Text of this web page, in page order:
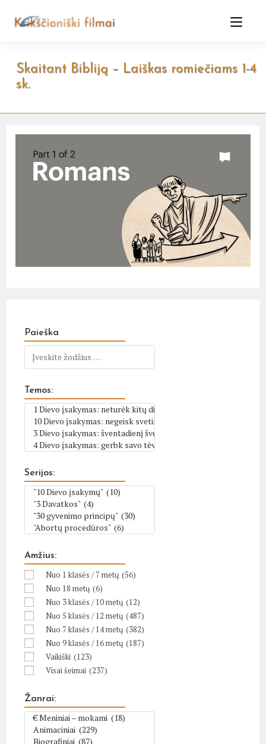
Skaitant Bibliją – Laiškas romiečiams 1-4
sk.
Paieška
Temos:
Serijos:
Amžius:
Nuo 1 klasės / 7 metų (56)
Nuo 18 metų (6)
Nuo 3 klasės / 10 metų (12)
Nuo 5 klasės / 12 metų (487)
Nuo 7 klasės / 14 metų (382)
Nuo 9 klasės / 16 metų (187)
Vaikiški (123)
Visai šeimai (237)
Žanrai: